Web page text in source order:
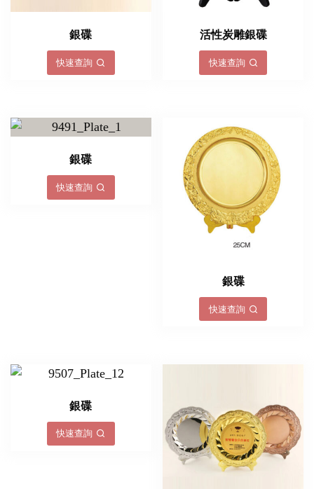
銀碟
快速查詢
活性炭雕銀碟
快速查詢
銀碟
快速查詢
銀碟
快速查詢
銀碟
快速查詢